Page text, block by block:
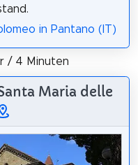
in Pantano (IT)
/ 4 Minuten
Maria delle